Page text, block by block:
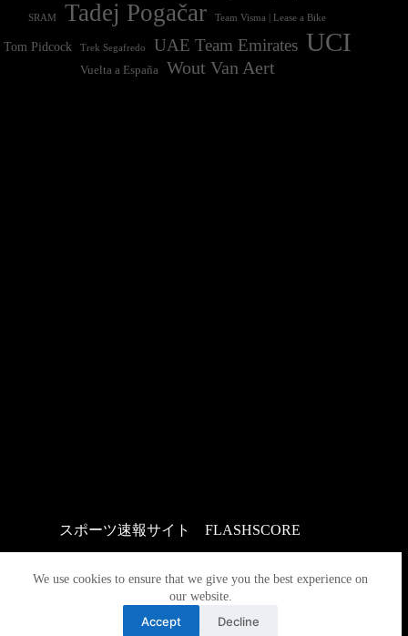
We use cookies to ensure that we give you the best experience on
our website.
Accept Decline
SRAM Tadej Pogačar Team Visma | Lease a Bike
Tom Pidcock Trek Segafredo UAE Team Emirates UCI
Vuelta a España Wout Van Aert
スポーツ速報サイト FLASHSCORE